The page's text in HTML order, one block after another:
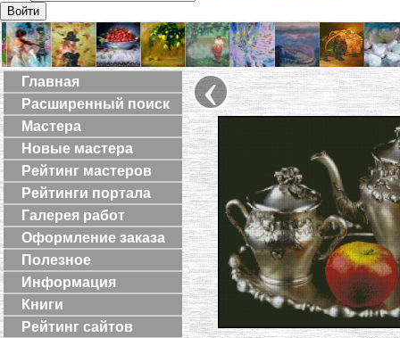
Войти
Главная
Расширенный поиск
Мастера
Новые мастера
Рейтинг мастеров
Рейтинги портала
Галерея работ
Оформление заказа
Полезное
Информация
Книги
Рейтинг сайтов
‹